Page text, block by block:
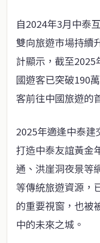
自2024年3月中泰
雙向旅遊市場持續
計顯示，截至
國遊客已突破190
客前往中國旅遊的
2025年適逢中泰
打造中泰友誼黃金
通、洪崖洞夜景等
等傳統旅遊資源，
的重要視窗，也被
中的未來之城。